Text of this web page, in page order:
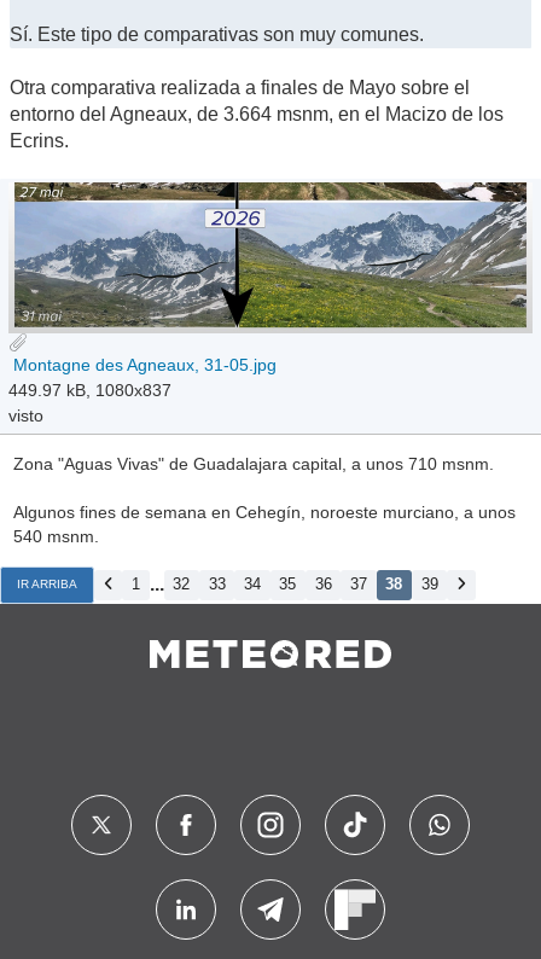
Sí. Este tipo de comparativas son muy comunes.
Otra comparativa realizada a finales de Mayo sobre el
entorno del Agneaux, de 3.664 msnm, en el Macizo de los
Ecrins.
Montagne des Agneaux, 31-05.jpg
449.97 kB, 1080x837
visto
Zona "Aguas Vivas" de Guadalajara capital, a unos 710 msnm.
Algunos fines de semana en Cehegín, noroeste murciano, a unos
540 msnm.
IR ARRIBA 1 ... 32 33 34 35 36 37 38 39